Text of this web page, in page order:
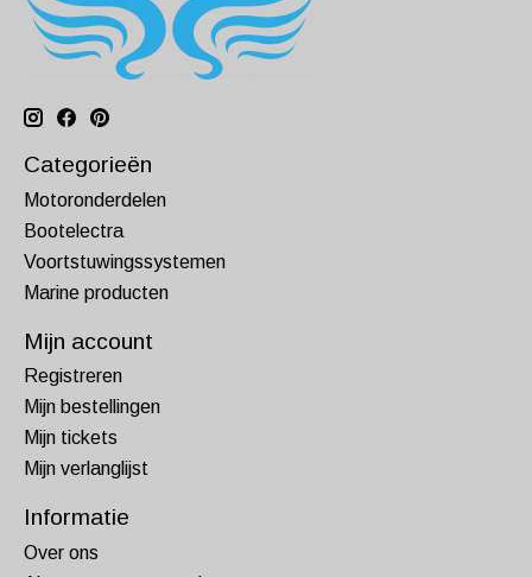
Categorieën
Motoronderdelen
Bootelectra
Voortstuwingssystemen
Marine producten
Mijn account
Registreren
Mijn bestellingen
Mijn tickets
Mijn verlanglijst
Informatie
Over ons